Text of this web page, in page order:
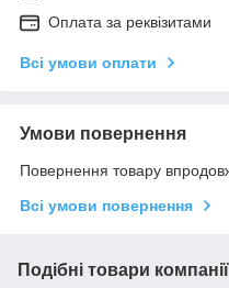
Оплата за реквізитами
Всі умови оплати
Умови повернення
Повернення товару
Всі умови повернення
Подібні товари компанії